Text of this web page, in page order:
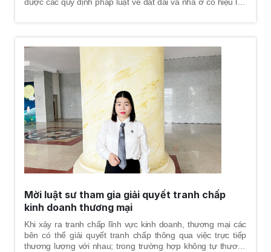
quyền và lợi ích hợp pháp cho khách hàng. Luật sư sẽ giúp
khách hàng xem xét thời hiệu khởi kiện, đánh giá điều kiện
khởi kiện, xem xét tư cách chủ thể và soạn đơn khởi kiện gửi
đến tòa án có thẩm quyền, tiến hành thu thập chứng cứ, tư
vấn về án phí, kiểm tra đánh giá chứng cứ để trình trước tòa,
soạn thảo đơn từ và các giấy tờ cần thiết khác cho đương
sự, làm việc với cơ quan tố tụng, tranh tụng tại phiên tòa án
các cấp.
Mời luật sư tham gia giải quyết tranh chấp
kinh doanh thương mại
Khi xảy ra tranh chấp lĩnh vực kinh doanh, thương mại các
bên có thể giải quyết tranh chấp thông qua việc trực tiếp
thương lượng với nhau; trong trường hợp không tự thương